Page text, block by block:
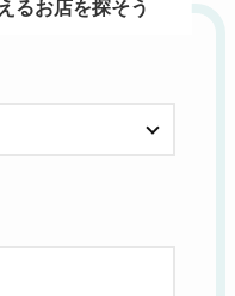
るお店を探そう